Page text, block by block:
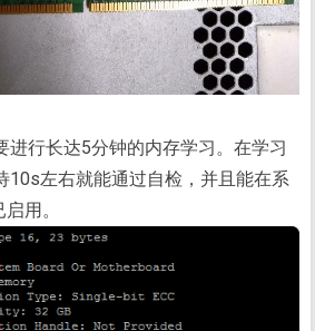
进行长达5分钟的内存学习。在学习
10s左右就能通过自检，并且能在系
用。